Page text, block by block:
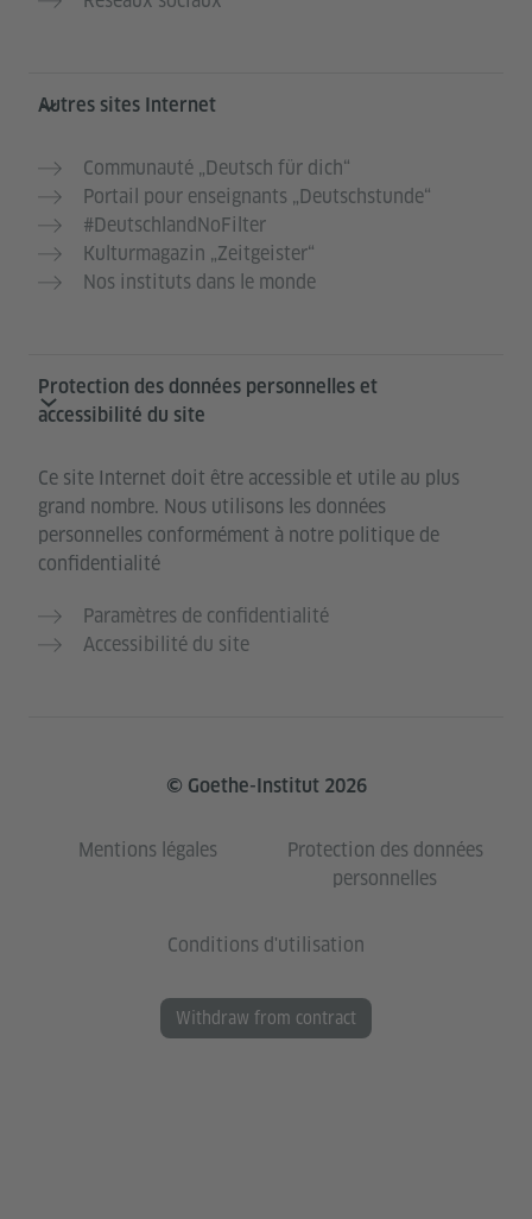
Autres sites Internet
Communauté „Deutsch für dich“
Portail pour enseignants „Deutschstunde“
#DeutschlandNoFilter
Kulturmagazin „Zeitgeister“
Nos instituts dans le monde
Protection des données personnelles et
accessibilité du site
Ce site Internet doit être accessible et utile au plus
grand nombre. Nous utilisons les données
personnelles conformément à notre politique de
confidentialité
Paramètres de confidentialité
Accessibilité du site
© Goethe-Institut 2026
Mentions légales
Protection des données
personnelles
Conditions d'utilisation
Withdraw from contract